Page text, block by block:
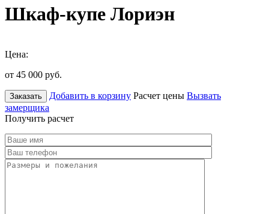
Шкаф-купе Лориэн
Цена:
от 45 000 руб.
Заказать Добавить в корзину Расчет цены Вызвать
замерщика
Получить расчет